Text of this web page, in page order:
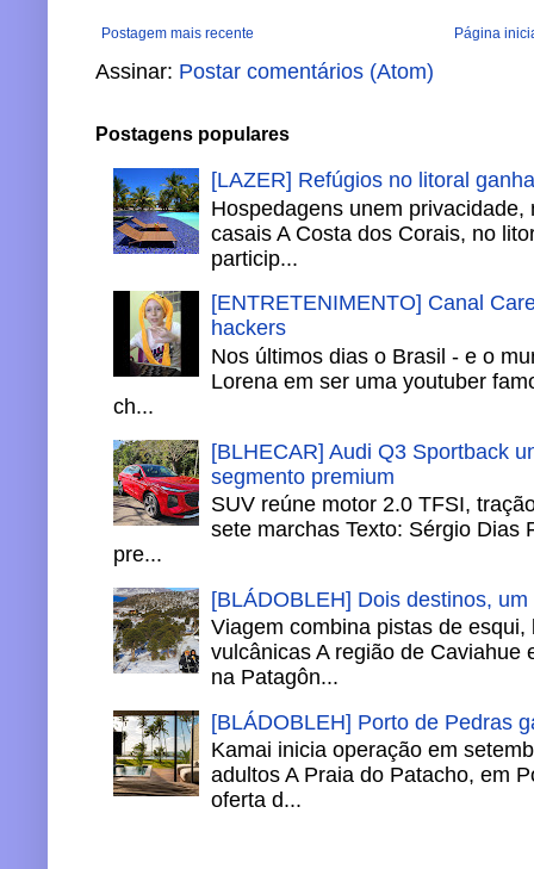
Postagem mais recente Página
Assinar: Postar comentários (Atom)
Postagens populares
[LAZER] Refúgios no litoral
Hospedagens unem
casais A Costa dos Corais, no
particip...
[ENTRETENIMENTO] Canal
hackers
Nos últimos dias o Brasil - e o
Lorena em ser uma youtuber
ch...
[BLHECAR] Audi Q3 Sportback
segmento premium
SUV reúne motor 2.0 TFSI,
sete marchas Texto: Sérgio Dias
pre...
[BLÁDOBLEH] Dois destinos,
Viagem combina pistas de
vulcânicas A região de Caviahue
na Patagôn...
[BLÁDOBLEH] Porto de Pedras
Kamai inicia operação em
adultos A Praia do Patacho, em
oferta d...